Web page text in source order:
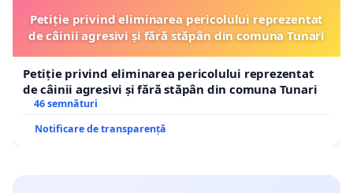
Petiție privind eliminarea pericolului reprezentat
de câinii agresivi și fără stăpân din comuna Tunari
Petiție privind eliminarea pericolului reprezentat
de câinii agresivi și fără stăpân din comuna Tunari
46 semnături
Notificare de transparență